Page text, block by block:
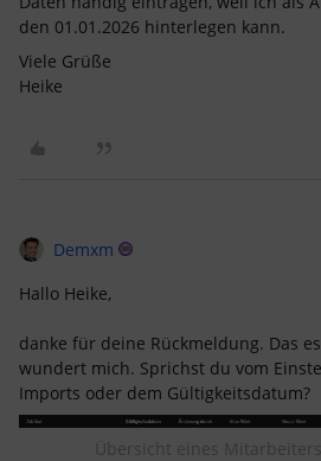
den 01.01.2026 hinterlegen kann.
Viele Grüße
Heike
Demxm
Hallo Heike,
danke für deine Rückmeldung. Das
wundert mich. Sprichst du vom
Imports oder dem Gültigkeitsdatum?
Übersicht eines